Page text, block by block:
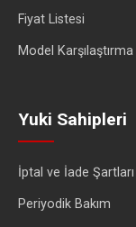
Fiyat Listesi
Model Karşılaştırma
Yuki Sahipleri
İptal ve İade Şartları
Periyodik Bakım